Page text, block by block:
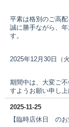
平素は格別のご高
誠に勝手ながら、
す。
2025年12月30日（
期間中は、大変ご
すようお願い申し
2025-11-25
【臨時店休日 のお